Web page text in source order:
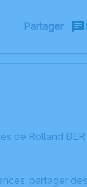
Partager
de Rolland
partager